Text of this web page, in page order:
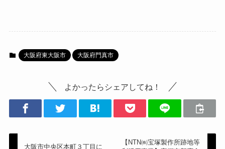
大阪府東大阪市 大阪府門真市
よかったらシェアしてね！
大阪市中央区本町３丁目に
【NTN㈱宝塚製作所跡地等